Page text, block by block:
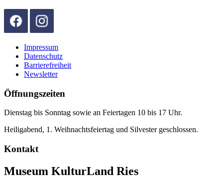
Impressum
Datenschutz
Barrierefreiheit
Newsletter
Öffnungszeiten
Dienstag bis Sonntag sowie an Feiertagen 10 bis 17 Uhr.
Heiligabend, 1. Weihnachtsfeiertag und Silvester geschlossen.
Kontakt
Museum KulturLand Ries